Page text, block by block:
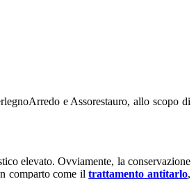
e Assorestauro, allo scopo di
elevato. Ovviamente, la conservazione
comparto come iltrattamento antitarlo,